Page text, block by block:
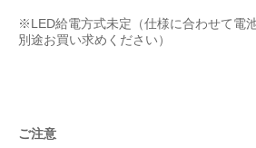
※LED給電方式未定（仕様に合わせて電
別途お買い求めください）
ご注意